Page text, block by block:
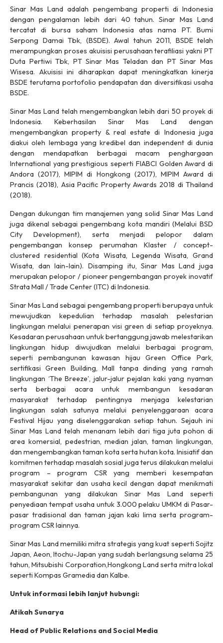
Sinar Mas Land adalah pengembang properti di Indonesia
dengan pengalaman lebih dari 40 tahun. Sinar Mas Land
tercatat di bursa saham Indonesia atas nama PT. Bumi
Serpong Damai Tbk, (BSDE). Awal tahun 2011, BSDE telah
merampungkan proses akuisisi perusahaan terafiliasi yakni PT
Duta Pertiwi Tbk, PT Sinar Mas Teladan dan PT Sinar Mas
Wisesa. Akuisisi ini diharapkan dapat meningkatkan kinerja
BSDE terutama portofolio pendapatan dan diversifikasi usaha
BSDE.
Sinar Mas Land telah mengembangkan lebih dari 50 proyek di
Indonesia. Keberhasilan Sinar Mas Land dengan
mengembangkan property & real estate di Indonesia juga
diakui oleh lembaga yang kredibel dan independent di dunia
dengan mendapatkan berbagai macam penghargaan
International yang prestigious seperti FIABCI Golden Award di
Andora (2017), MIPIM di Hongkong (2017), MIPIM Award di
Prancis (2018), Asia Pacific Property Awards 2018 di Thailand
(2018).
Dengan dukungan tim manajemen yang solid Sinar Mas Land
juga dikenal sebagai pengembang kota mandiri (Melalui BSD
City Development), serta menjadi pelopor dalam
pengembangan konsep perumahan Klaster / concept-
clustered residential (Kota Wisata, Legenda Wisata, Grand
Wisata, dan lain-lain). Disamping itu, Sinar Mas Land juga
merupakan pelopor / pioneer pengembangan proyek inovatif
Strata Mall / Trade Center (ITC) di Indonesia.
Sinar Mas Land sebagai pengembang properti berupaya untuk
mewujudkan kepedulian terhadap masalah pelestarian
lingkungan melalui penerapan visi green di setiap proyeknya.
Kesadaran perusahaan untuk bertanggung jawab melestarikan
lingkungan hidup diwujudkan melalui berbagai program,
seperti pembangunan kawasan hijau Green Office Park,
sertifikasi Green Building, Mall tanpa dinding yang ramah
lingkungan ‘The Breeze’, jalur-jalur pejalan kaki yang nyaman
serta berbagai acara untuk membangun kesadaran
masyarakat terhadap pentingnya menjaga kelestarian
lingkungan salah satunya melalui penyelenggaraan acara
Festival Hijau yang diselenggarakan setiap tahun. Sejauh ini
Sinar Mas Land telah menanam lebih dari tiga juta pohon di
area komersial, pedestrian, median jalan, taman lingkungan,
dan mengembangkan taman kota serta hutan kota. Inisiatif dan
komitmen terhadap masalah sosial juga terus dilakukan melalui
program – program CSR yang memberi kesempatan
masyarakat sekitar dan usaha kecil dengan dapat menikmati
pembangunan yang dilakukan Sinar Mas Land seperti
penyediaan tempat usaha untuk 3.000 pelaku UMKM di Pasar-
pasar tradisional dan taman jajan kaki lima serta program-
program CSR lainnya.
Sinar Mas Land memiliki mitra strategis yang kuat seperti Sojitz
Japan, Aeon, Itochu-Japan yang sudah berlangsung selama 25
tahun, Mitsubishi Corporation,Hongkong Land serta mitra lokal
seperti Kompas Gramedia dan Kalbe.
Untuk informasi lebih lanjut hubungi:
Atikah Sunarya
Head of Public Relations and Social Media